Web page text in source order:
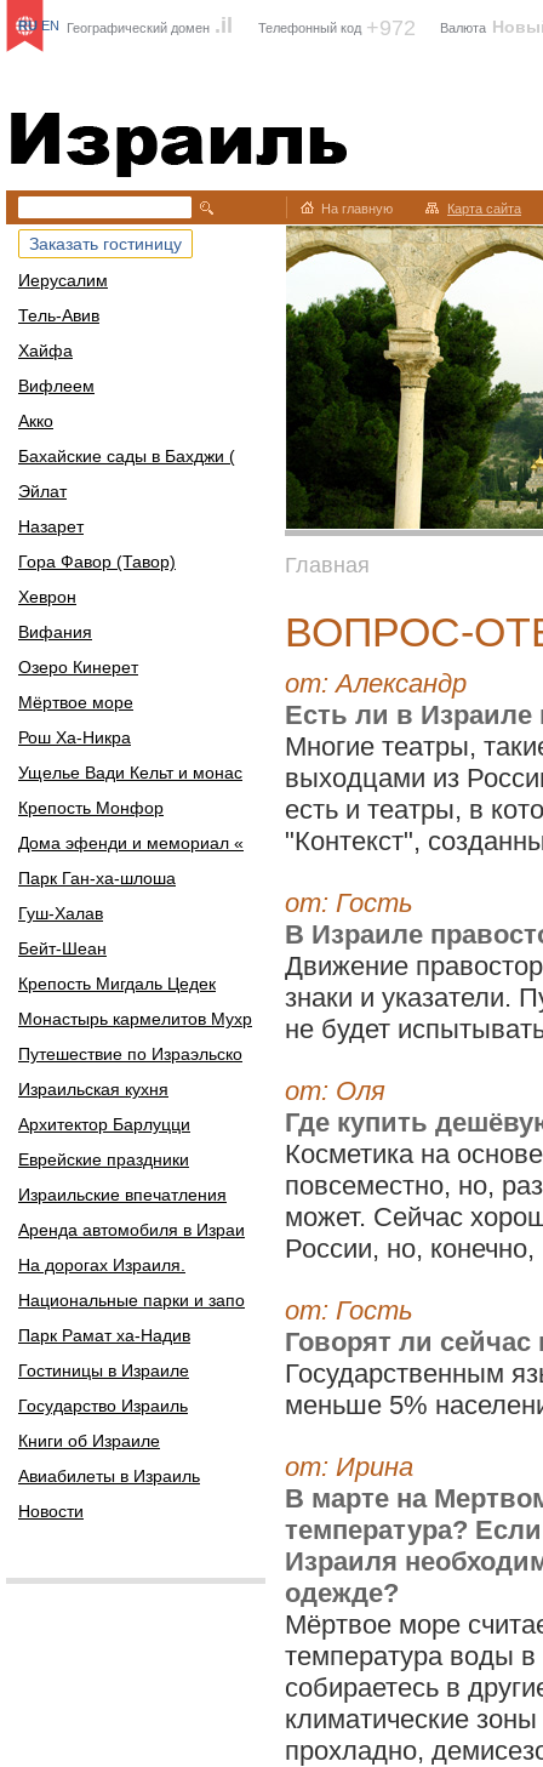
Израиль
Географический домен .il Телефонный код +972 Валюта
RU EN
На главную Карта сайта
Заказать гостиницу
Иерусалим
Тель-Авив
Хайфа
Вифлеем
Акко
Бахайские сады в Бахджи (
Эйлат
Назарет
Гора Фавор (Тавор)
Хеврон
Вифания
Озеро Кинерет
Мёртвое море
Рош Ха-Никра
Ущелье Вади Кельт и монас
Крепость Монфор
Дома эфенди и мемориал «
Парк Ган-ха-шлоша
Гуш-Халав
Бейт-Шеан
Крепость Мигдаль Цедек
Монастырь кармелитов Мухр
Путешествие по Израэльско
Израильская кухня
Архитектор Барлуцци
Еврейские праздники
Израильские впечатления
Аренда автомобиля в Израи
На дорогах Израиля.
Национальные парки и запо
Парк Рамат ха-Надив
Гостиницы в Израиле
Государство Израиль
Книги об Израиле
Авиабилеты в Израиль
Новости
Главная
ВОПРОС-
от: Александр
Есть ли в Израиле
Многие театры,
выходцами из
есть и театры, в
"Контекст",
от: Гость
В Израиле
Движение
знаки и указатели.
не будет
от: Оля
Где купить
Косметика на
повсеместно, но,
может. Сейчас
России, но,
от: Гость
Говорят ли
Государственным
меньше 5%
от: Ирина
В марте на
температура?
Израиля
одежде?
Мёртвое море
температура воды
собираетесь в
климатические
прохладно,